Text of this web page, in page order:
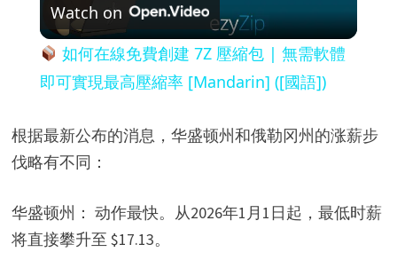
l
a
y
Watch on
如何在線免費創建 7Z 壓縮包 | 無需軟體
即可實現最高壓縮率 [Mandarin] ([國語])
根据最新公布的消息，华盛顿州和俄勒冈州的涨薪步
伐略有不同：
华盛顿州： 动作最快。从2026年1月1日起，最低时薪
将直接攀升至 $17.13。